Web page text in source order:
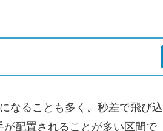
なることも多く、秒差で飛び込
配置されることが多い区間で